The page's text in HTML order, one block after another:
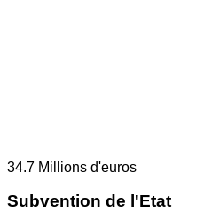
34.7 Millions d'euros
Subvention de l'Etat